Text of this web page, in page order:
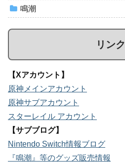
鳴潮
リンク
【Xアカウント】
原神メインアカウント
原神サブアカウント
スターレイル アカウント
【サブブログ】
Nintendo Switch情報ブログ
『鳴潮』等のグッズ販売情報